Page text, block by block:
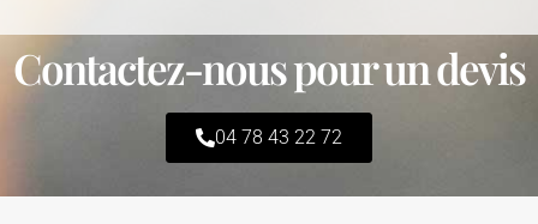
Contactez-nous pour un devis
04 78 43 22 72